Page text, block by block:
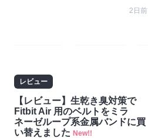
2日前
ジェ
ット
レビュー
【レビュー】生乾き臭対策で
Fitbit Air 用のベルトをミラ
ネーゼループ系金属バンドに買
い替えました New!!